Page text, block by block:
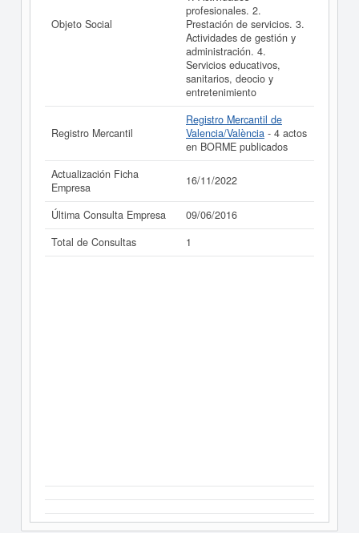
resultados disponibles.
La última actualización del informe de empresa se ha
realizado el 16/11/2022.
Objeto Social
profesionales. 2.
Prestación de servicios. 3.
Actividades de gestión y
administración. 4.
Servicios educativos,
sanitarios, deocio y
entretenimiento
Registro Mercantil
Registro Mercantil de
Valencia/València - 4 actos
en BORME publicados
Actualización Ficha
Empresa
16/11/2022
Última Consulta Empresa
09/06/2016
Total de Consultas
1